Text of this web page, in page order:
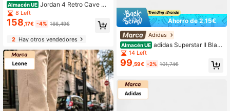
Almacén UE Jordan 4 Retro Cave St
one (GS)
8 Left
158,17€ -4% 166,49€
2Hay otros vendedores
Ahorro de 2,15€
Adidas
Almacén UE adidas Superstar II Blac
k White (GS)
14 Left
99 ,59€ -2% 101,74€